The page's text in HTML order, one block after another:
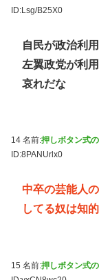
ID:Lsg/B25X0
自民が政治利
左翼政党が利
哀れだな
14 名前:押しボタン式
ID:8PANUrlx0
中卒の芸能人
してる奴は知
15 名前:押しボタン式